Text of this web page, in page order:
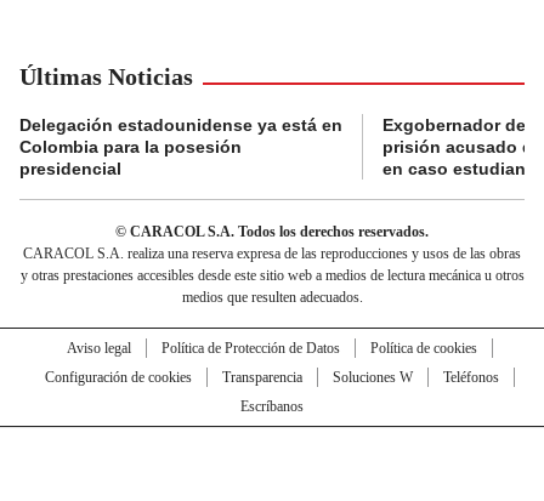
Últimas Noticias
Delegación estadounidense ya está en
Colombia para la posesión
presidencial
Exgobernador de
prisión acusado
en caso
© CARACOL S.A. Todos los derechos reservados.
CARACOL S.A. realiza una reserva expresa de las reproducciones y usos de las obras
y otras prestaciones accesibles desde este sitio web a medios de lectura mecánica u otros
medios que resulten adecuados.
Aviso legal Política de Protección de Datos
Política de cookies
Configuración de cookies
Transparencia Soluciones W
Teléfonos
Escríbanos